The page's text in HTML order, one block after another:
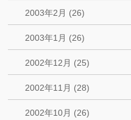
2003年2月 (26)
2003年1月 (26)
2002年12月 (25)
2002年11月 (28)
2002年10月 (26)